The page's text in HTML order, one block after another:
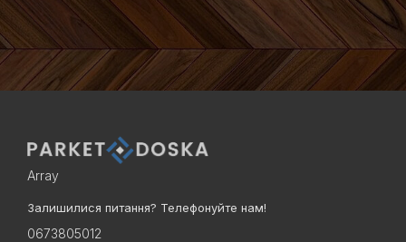
Array
Залишилися питання? Телефонуйте нам!
0673805012